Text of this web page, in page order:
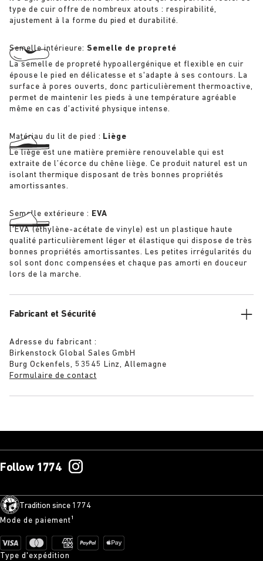
type de cuir offre de nombreux atouts : respirabilité,
ajustement à la forme du pied et durabilité.
Semelle intérieure: Semelle de propreté
La semelle de propreté hypoallergénique et flexible en cuir
épouse le pied en délicatesse et s'adapte à ses contours. La
surface à pores ouverts, donc particulièrement thermoactive,
permet de maintenir les pieds à une température agréable
même en cas d’activité physique intense.
Matériau du lit de pied : Liège
Le liège est une matière première renouvelable qui est
extraite de l’écorce du chêne liège. Ce produit naturel est un
isolant thermique disposant de très bonnes propriétés
amortissantes.
Semelle extérieure : EVA
l’EVA (éthylène-acétate de vinyle) est un plastique haute
qualité particulièrement léger et élastique qui dispose de très
bonnes propriétés amortissantes. Les petites irrégularités du
sol sont donc compensées et chaque pas amorti en douceur
lors de la marche.
Fabricant et Sécurité
Adresse du fabricant :
Birkenstock Global Sales GmbH
Burg Ockenfels, 53545 Linz, Allemagne
Formulaire de contact
Follow 1774
Tradition since 1774
Mode de paiement¹
Type d'expédition